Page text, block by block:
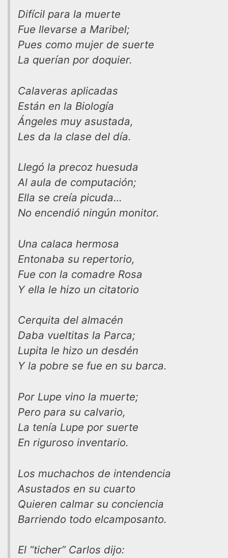
Difícil para la muerte
Fue llevarse a Maribel;
Pues como mujer de suerte
La querían por doquier.
Calaveras aplicadas
Están en la Biología
Ángeles muy asustada,
Les da la clase del día.
Llegó la precoz huesuda
Al aula de computación;
Ella se creía picuda…
No encendió ningún monitor.
Una calaca hermosa
Entonaba su repertorio,
Fue con la comadre Rosa
Y ella le hizo un citatorio
Cerquita del almacén
Daba vueltitas la Parca;
Lupita le hizo un desdén
Y la pobre se fue en su barca.
Por Lupe vino la muerte;
Pero para su calvario,
La tenía Lupe por suerte
En riguroso inventario.
Los muchachos de intendencia
Asustados en su cuarto
Quieren calmar su conciencia
Barriendo todo elcamposanto.
El “ticher” Carlos dijo: